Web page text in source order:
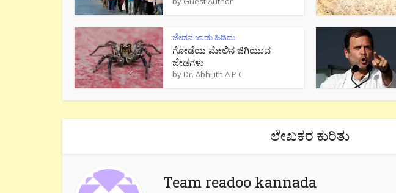
ಜೇಡನ ಜಾಡು ಹಿಡಿದು..
ಗೋಡೆಯ ಮೇಲಿನ ಜಿಗಿಯುವ
ಜೇಡಗಳು
by Dr. Abhijith A P C
ಲೇಖಕರ ಕುರಿತು
Team readoo kannada